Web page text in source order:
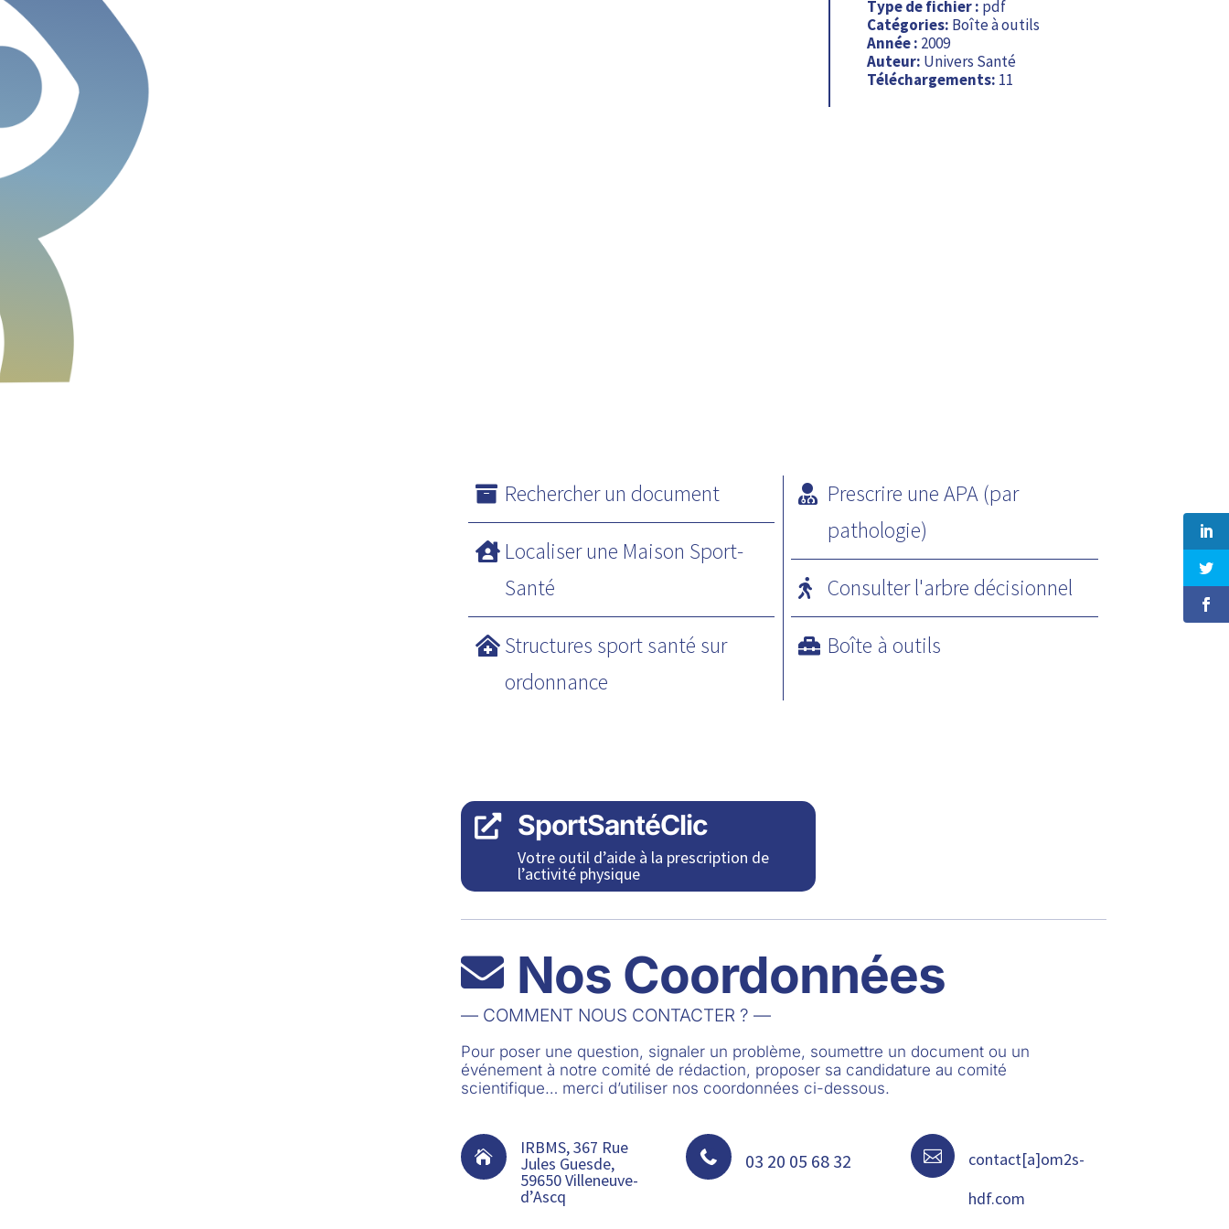
Type de fichier : pdf
Catégories: Boîte à outils
Année : 2009
Auteur: Univers Santé
Téléchargements: 11
Rechercher un document
Localiser une Maison Sport-
Santé
Structures sport santé sur
ordonnance
Prescrire une APA (par
pathologie)
Consulter l'arbre décisionnel
Boîte à outils
 SportSantéClic
Votre outil d’aide à la prescription de
l’activité physique
 Nos Coordonnées
— COMMENT NOUS CONTACTER ? —
Pour poser une question, signaler un problème, soumettre un document ou un
événement à notre comité de rédaction, proposer sa candidature au comité
scientifique… merci d’utiliser nos coordonnées ci-dessous.
 IRBMS, 367 Rue
Jules Guesde,
59650 Villeneuve-
d’Ascq
 03 20 05 68 32 
contact[a]om2s-
hdf.com